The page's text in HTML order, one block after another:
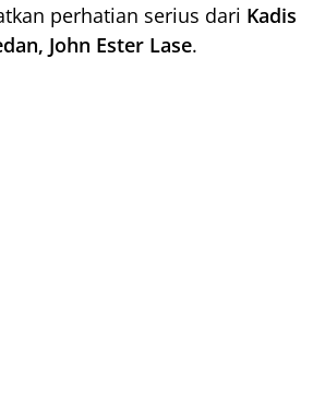
perhatian serius dari Kadis
John Ester Lase.